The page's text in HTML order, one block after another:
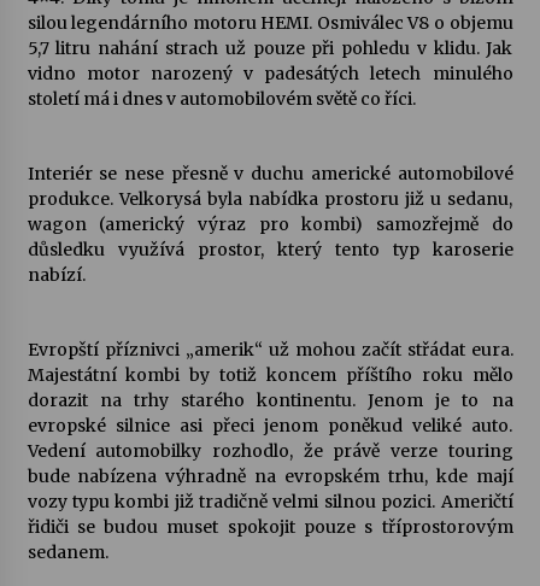
Varhanní recitál Michala Novenka v Klášteře
Želiv
3. 7. 2026
silou legendárního motoru HEMI. Osmiválec V8 o objemu
5,7 litru nahání strach už pouze při pohledu v klidu. Jak
vidno motor narozený v padesátých letech minulého
století má i dnes v automobilovém světě co říci.
Interiér se nese přesně v duchu americké automobilové
produkce. Velkorysá byla nabídka prostoru již u sedanu,
wagon (americký výraz pro kombi) samozřejmě do
důsledku využívá prostor, který tento typ karoserie
nabízí.
Evropští příznivci „amerik“ už mohou začít střádat eura.
Majestátní kombi by totiž koncem příštího roku mělo
dorazit na trhy starého kontinentu. Jenom je to na
evropské silnice asi přeci jenom poněkud veliké auto.
Vedení automobilky rozhodlo, že právě verze touring
bude nabízena výhradně na evropském trhu, kde mají
vozy typu kombi již tradičně velmi silnou pozici. Američtí
řidiči se budou muset spokojit pouze s tříprostorovým
sedanem.